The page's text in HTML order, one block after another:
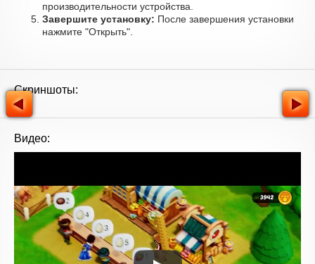
производительности устройства.
Завершите установку: После завершения установки
нажмите "Открыть".
Скриншоты:
Видео: